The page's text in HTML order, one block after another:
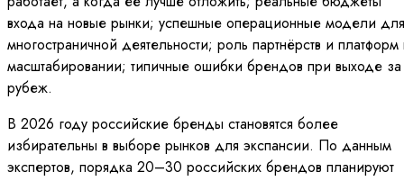
входа на новые рынки; успешные операционные модели для
многостраничной деятельности; роль партнёрств и платформ
масштабировании; типичные ошибки брендов при выходе за
рубеж.
В 2026 году российские бренды становятся более
избирательны в выборе рынков для экспансии. По данным
экспертов, порядка 20–30 российских брендов планируют